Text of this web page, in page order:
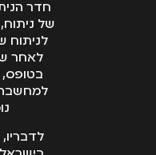
חדר
של
לניתוח
לאחר
למחשבה